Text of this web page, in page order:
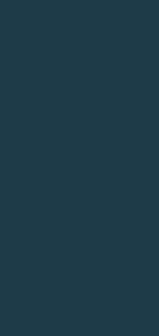
nacida
seguir
ser
Sientan
un
el talento
una
hay
aire.